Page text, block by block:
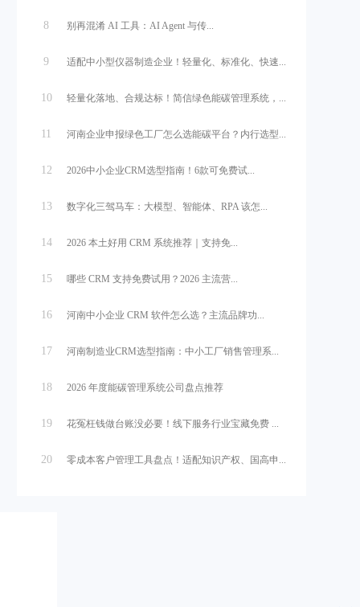
8 别再混淆 AI 工具：AI Agent 与传...
9 适配中小型仪器制造企业！轻量化、标准化、快速...
10 轻量化落地、合规达标！简信绿色能碳管理系统，...
11 河南企业申报绿色工厂怎么选能碳平台？内行选型...
12 2026中小企业CRM选型指南！6款可免费试...
13 数字化三驾马车：大模型、智能体、RPA 该怎...
14 2026 本土好用 CRM 系统推荐｜支持免...
15 哪些 CRM 支持免费试用？2026 主流营...
16 河南中小企业 CRM 软件怎么选？主流品牌功...
17 河南制造业CRM选型指南：中小工厂销售管理系...
18 2026 年度能碳管理系统公司盘点推荐
19 花冤枉钱做台账没必要！线下服务行业宝藏免费 ...
20 零成本客户管理工具盘点！适配知识产权、国高申...